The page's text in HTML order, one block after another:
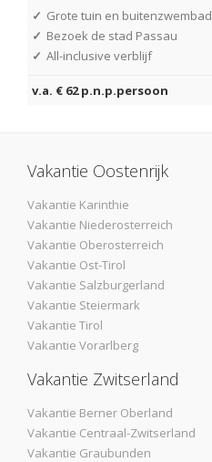
✓ Grote tuin en buitenzwembad
✓ Bezoek de stad Passau
✓ All-inclusive verblijf
v.a. € 62 p.n.p.persoon
Vakantie Oostenrijk
Vakantie Karinthie
Vakantie Niederosterreich
Vakantie Oberosterreich
Vakantie Ost-Tirol
Vakantie Salzburgerland
Vakantie Steiermark
Vakantie Tirol
Vakantie Vorarlberg
Vakantie Zwitserland
Vakantie Berner Oberland
Vakantie Centraal-Zwitserland
Vakantie Graubunden